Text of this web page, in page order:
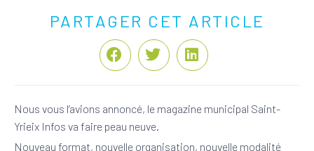
PARTAGER CET ARTICLE
Nous vous l’avions annoncé, le magazine municipal Saint-
Yrieix Infos va faire peau neuve.
Nouveau format, nouvelle organisation, nouvelle modalité